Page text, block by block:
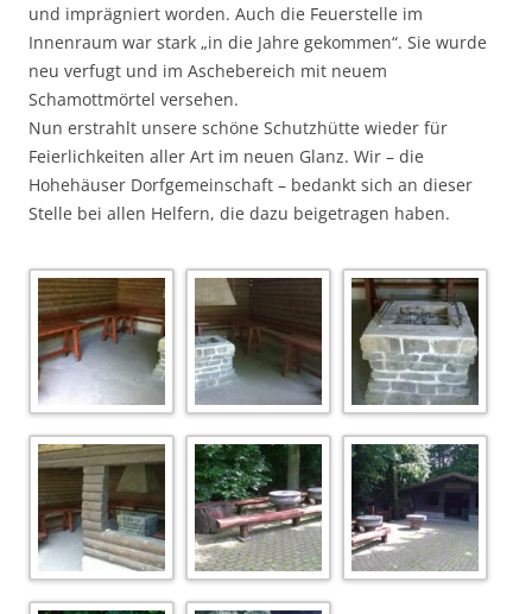
und imprägniert worden. Auch die Feuerstelle im
Innenraum war stark „in die Jahre gekommen“. Sie wurde
neu verfugt und im Aschebereich mit neuem
Schamottmörtel versehen.
Nun erstrahlt unsere schöne Schutzhütte wieder für
Feierlichkeiten aller Art im neuen Glanz. Wir – die
Hohehäuser Dorfgemeinschaft – bedankt sich an dieser
Stelle bei allen Helfern, die dazu beigetragen haben.